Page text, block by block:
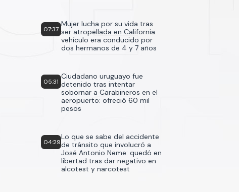
07:37
Mujer lucha por su vida tras
ser atropellada en California:
vehículo era conducido por
dos hermanos de 4 y 7 años
05:31
Ciudadano uruguayo fue
detenido tras intentar
sobornar a Carabineros en el
aeropuerto: ofreció 60 mil
pesos
04:29
Lo que se sabe del accidente
de tránsito que involucró a
José Antonio Neme: quedó en
libertad tras dar negativo en
alcotest y narcotest